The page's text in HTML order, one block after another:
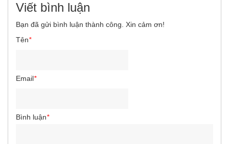
Viết bình luận
Bạn đã gửi bình luận thành công. Xin cảm ơn!
Tên*
Email*
Bình luận*